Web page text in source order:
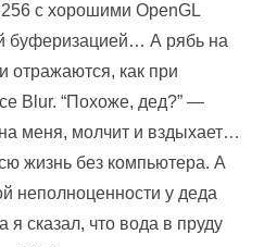
с хорошими OpenGL
буферизацией… А рябь на
отражаются, как при
Blur. “Похоже, дед?” —
меня, молчит и вздыхает…
жизнь без компьютера. А
неполноценности у деда
я сказал, что вода в пруду